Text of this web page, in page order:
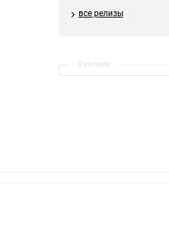
все релизы
Реклама